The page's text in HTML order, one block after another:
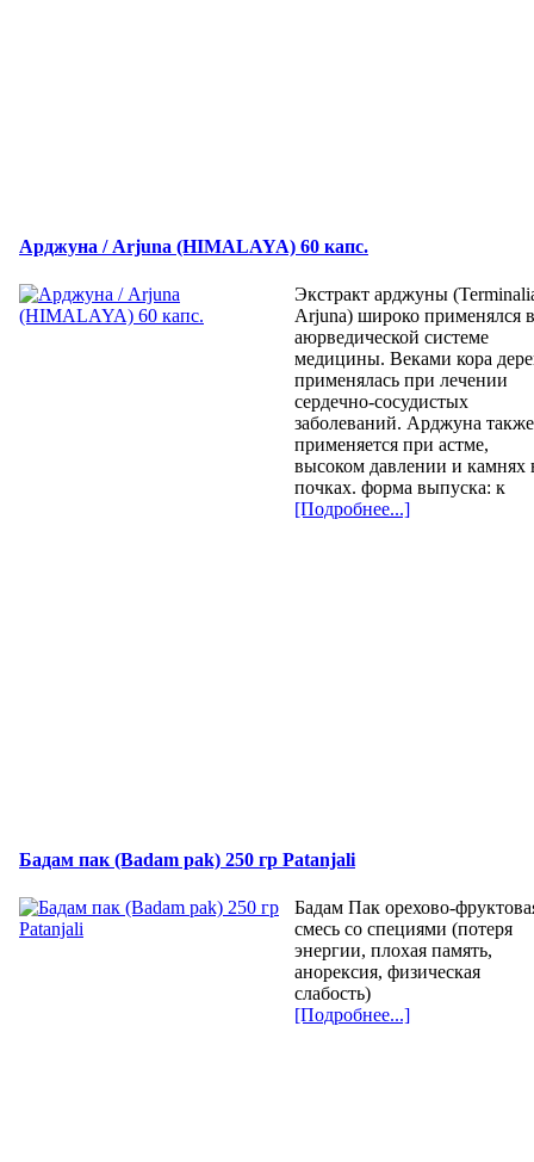
Арджуна / Arjuna (HIMALAYA) 60 капс.
Экстракт арджуны
Arjuna) широко применялся
аюрведической системе
медицины. Веками кора
применялась при лечении
сердечно-сосудистых
заболеваний. Арджуна также
применяется при астме,
высоком давлении и камнях
почках. форма выпуска: к
[Подробнее...]
Бадам пак (Badam pak) 250 гр Patanjali
Бадам Пак орехово-
смесь со специями (потеря
энергии, плохая память,
анорексия, физическая
слабость)
[Подробнее...]